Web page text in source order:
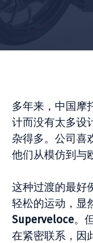
多年来，中国摩
计而没有太多设
杂得多。公司喜
他们从模仿到与
这种过渡的最好
轻松的运动，显
Superveloce。
在紧密联系，因